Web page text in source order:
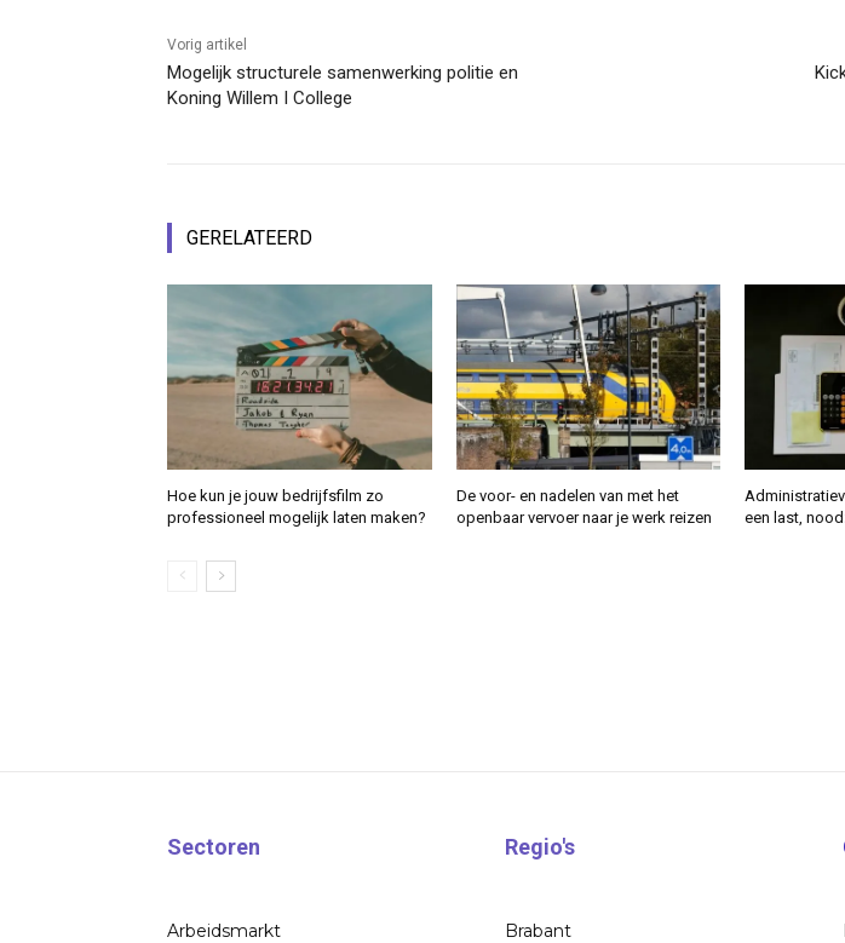
Vorig artikel
Mogelijk structurele samenwerking politie en
Koning Willem I College
GERELATEERD
Hoe kun je jouw bedrijfsfilm zo
professioneel mogelijk laten maken?
De voor- en nadelen van met het
openbaar vervoer naar je werk reizen
een last,
Sectoren
Arbeidsmarkt
Regio's
Brabant